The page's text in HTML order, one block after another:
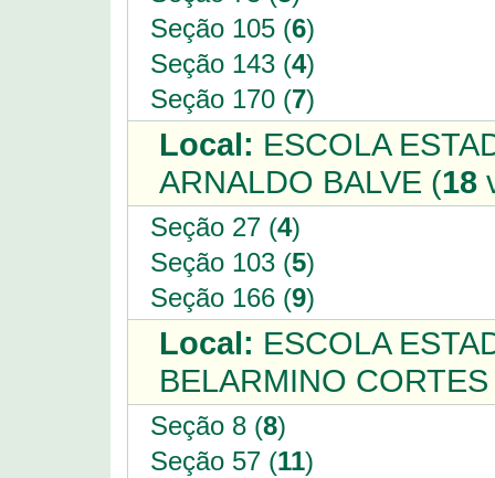
Seção 105 (6)
Seção 143 (4)
Seção 170 (7)
Local: ESCOLA
ARNALDO BALVE (18
Seção 27 (4)
Seção 103 (5)
Seção 166 (9)
Local: ESCOLA
BELARMINO
Seção 8 (8)
Seção 57 (11)